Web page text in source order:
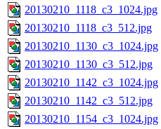
20130210_1118_c3_1024.jpg
20130210_1118_c3_512.jpg
20130210_1130_c3_1024.jpg
20130210_1130_c3_512.jpg
20130210_1142_c3_1024.jpg
20130210_1142_c3_512.jpg
20130210_1154_c3_1024.jpg